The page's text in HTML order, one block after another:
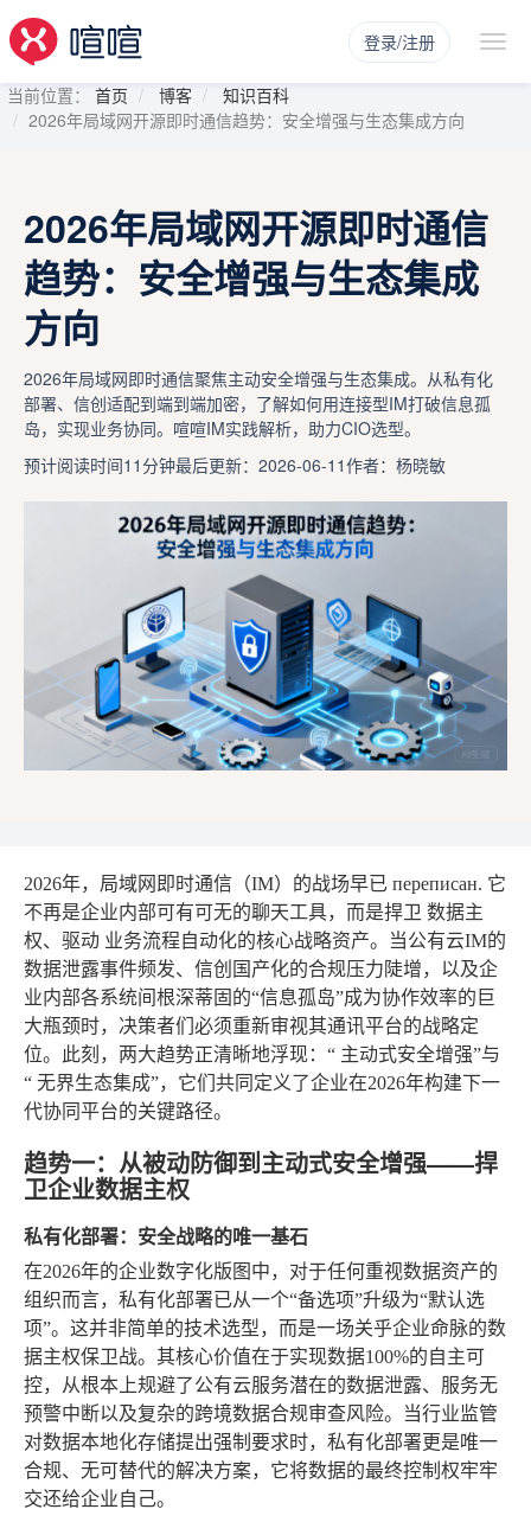
登录/注册
当前位置： 首页 博客
知识百科
2026年局域网开源即时通信趋势：安全增强与生态集成方向
2026年局域网开源即时通信
趋势：安全增强与生态集成
方向
2026年局域网即时通信聚焦主动安全增强与生态集成。从私有化
部署、信创适配到端到端加密，了解如何用连接型IM打破信息孤
岛，实现业务协同。喧喧IM实践解析，助力CIO选型。
预计阅读时间11分钟最后更新：2026-06-11作者：杨晓敏
2026年，局域网即时通信（IM）的战场早已 переписан. 它
不再是企业内部可有可无的聊天工具，而是捍卫 数据主
权、驱动 业务流程自动化的核心战略资产。当公有云IM的
数据泄露事件频发、信创国产化的合规压力陡增，以及企
业内部各系统间根深蒂固的“信息孤岛”成为协作效率的巨
大瓶颈时，决策者们必须重新审视其通讯平台的战略定
位。此刻，两大趋势正清晰地浮现：“ 主动式安全增强”与
“ 无界生态集成”，它们共同定义了企业在2026年构建下一
代协同平台的关键路径。
趋势一：从被动防御到主动式安全增强——捍
卫企业数据主权
私有化部署：安全战略的唯一基石
在2026年的企业数字化版图中，对于任何重视数据资产的
组织而言，私有化部署已从一个“备选项”升级为“默认选
项”。这并非简单的技术选型，而是一场关乎企业命脉的数
据主权保卫战。其核心价值在于实现数据100%的自主可
控，从根本上规避了公有云服务潜在的数据泄露、服务无
预警中断以及复杂的跨境数据合规审查风险。当行业监管
对数据本地化存储提出强制要求时，私有化部署更是唯一
合规、无可替代的解决方案，它将数据的最终控制权牢牢
交还给企业自己。